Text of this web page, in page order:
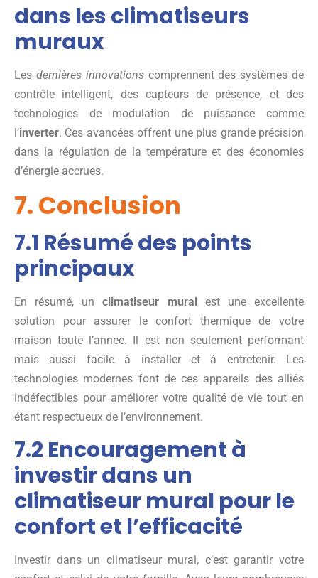
dans les climatiseurs
muraux
Les dernières innovationscomprennent des systèmes de
contrôle intelligent, des capteurs de présence, et des
technologies de modulation de puissance comme
l’inverter. Ces avancées offrent une plus grande précision
dans la régulation de la température et des économies
d’énergie accrues.
7. Conclusion
7.1 Résumé des points
principaux
En résumé, unclimatiseur muralest une excellente
solution pour assurer le confort thermique de votre
maison toute l’année. Il est non seulement performant
mais aussi facile à installer et à entretenir. Les
technologies modernes font de ces appareils des alliés
indéfectibles pour améliorer votre qualité de vie tout en
étant respectueux de l’environnement.
7.2 Encouragement à
investir dans un
climatiseur mural pour le
confort et l’efficacité
Investir dans un climatiseur mural, c’est garantir votre